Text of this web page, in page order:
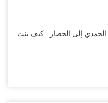
سباق بين طارق والإصلاح
“درع الوطن” المتمركز
بعد…
الحمدي إلى الحصار.. كيف بنت